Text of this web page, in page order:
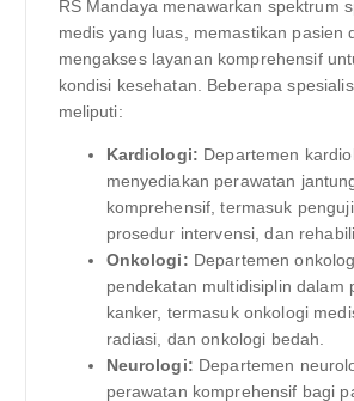
RS Mandaya menawarkan spektrum
medis yang luas, memastikan pasien
mengakses layanan komprehensif
kondisi kesehatan. Beberapa
meliputi:
Kardiologi: Departemen
menyediakan perawatan
komprehensif, termasuk
prosedur intervensi, dan
Onkologi: Departemen
pendekatan multidisiplin dalam
kanker, termasuk onkologi
radiasi, dan onkologi bedah.
Neurologi: Departemen
perawatan komprehensif bagi